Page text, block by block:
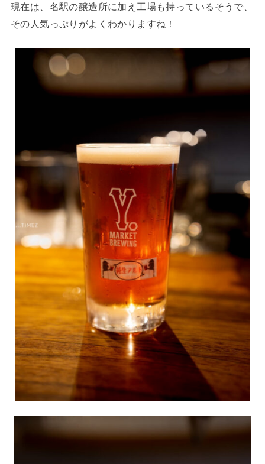
現在は、名駅の醸造所に加え工場も持っているそうで、
その人気っぷりがよくわかりますね！